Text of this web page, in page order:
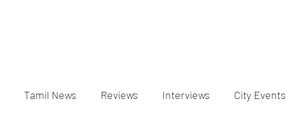
Tamil News Reviews Interviews City Events